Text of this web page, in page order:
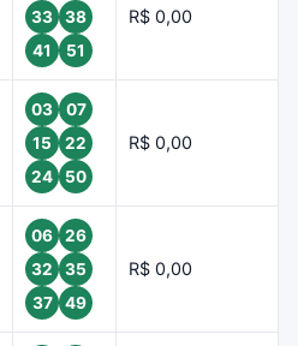
33
38
41
51
R$ 0,00
03
07
15
22
24
50
R$ 0,00
06
26
32
35
37
49
R$ 0,00